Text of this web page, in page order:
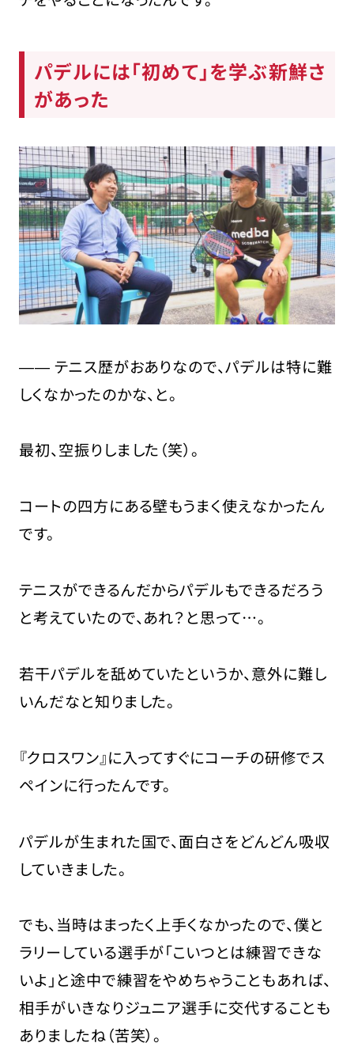
パデルには「初めて」を学ぶ新鮮さ
があった
―― テニス歴がおありなので、パデルは特に難
しくなかったのかな、と。
最初、空振りしました（笑）。
コートの四方にある壁もうまく使えなかったん
です。
テニスができるんだからパデルもできるだろう
と考えていたので、あれ？と思って…。
若干パデルを舐めていたというか、意外に難し
いんだなと知りました。
『クロスワン』に入ってすぐにコーチの研修でス
ペインに行ったんです。
パデルが生まれた国で、面白さをどんどん吸収
していきました。
でも、当時はまったく上手くなかったので、僕と
ラリーしている選手が「こいつとは練習できな
いよ」と途中で練習をやめちゃうこともあれば、
相手がいきなりジュニア選手に交代することも
ありましたね（苦笑）。